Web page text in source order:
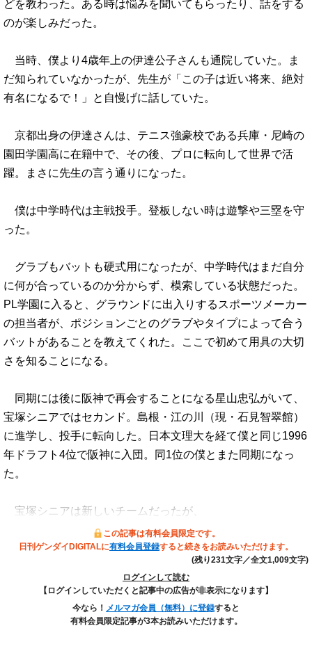
どを教わった。ある時は悩みを聞いてもらったり、話をする
のが楽しみだった。
当時、僕より4歳年上の伊達公子さんも通院していた。ま
だ知られていなかったが、先生が「この子は近い将来、絶対
有名になるで！」と自慢げに話していた。
京都出身の伊達さんは、テニス強豪校である兵庫・尼崎の
園田学園高に在籍中で、その後、プロに転向して世界で活
躍。まさに先生の言う通りになった。
僕は中学時代は主戦投手。登板しない時は遊撃や三塁を守
った。
グラブもバットも硬式用になったが、中学時代はまだ自分
に何が合っているのか分からず、模索している状態だった。
PL学園に入ると、グラウンドに出入りするスポーツメーカー
の担当者が、ポジションごとのグラブやタイプによって合う
バットがあることを教えてくれた。ここで初めて用具の大切
さを知ることになる。
同期には後に阪神で再会することになる星山忠弘がいて、
宝塚シニアではセカンド。島根・江の川（現・石見智翠館）
に進学し、投手に転向した。日本文理大を経て僕と同じ1996
年ドラフト4位で阪神に入団。同1位の僕とまた同期になっ
た。
宝塚シニアは新しいチームだったが、
この記事は有料会員限定です。
日刊ゲンダイDIGITALに有料会員登録すると続きをお読みいただけます。
(残り231文字／全文1,009文字)
ログインして読む
【ログインしていただくと記事中の広告が非表示になります】
今なら！ メルマガ会員（無料）に登録すると
有料会員限定記事が3本お読みいただけます。